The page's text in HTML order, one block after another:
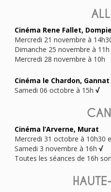
Cinéma Rene Fallet,
Mercredi 21 novembre à
Dimanche 25 novembre à 11h
Mercredi 28 novembre à 10h
Cinéma le Chardon, Gannat
Samedi 06 octobre à 15h √
Cinéma l’Arverne, Murat
Mercredi 31 octobre à 10h30
Samedi 3 novembre à 16h √
Toutes les séances de 16h